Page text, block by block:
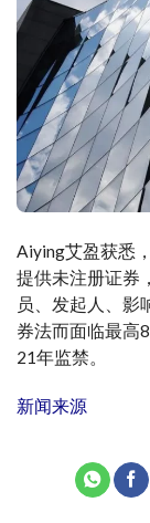
Aiying艾盈获悉
提供未注册证券
员、发起人、影
券法而面临最高
21年监禁。
新闻来源